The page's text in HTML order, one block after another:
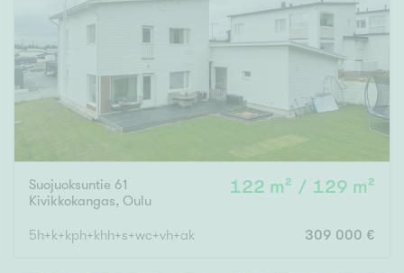
Suojuoksuntie 61
Kivikkokangas, Oulu
122 m² / 129 m²
5h+k+kph+khh+s+wc+vh+ak 309 000 €